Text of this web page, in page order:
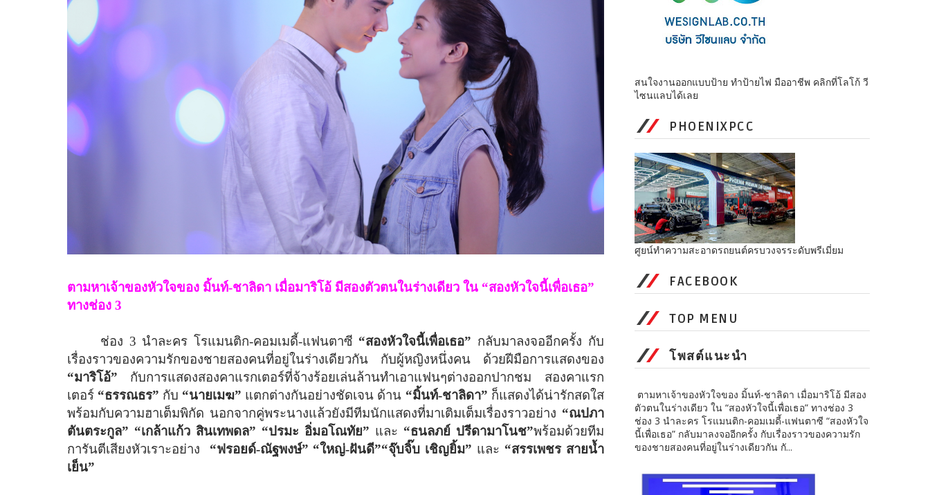
ตามหาเจ้าของหัวใจของ มิ้นท์-ชาลิดา เมื่อมาริโอ้ มีสองตัวตนในร่างเดียว ใน “สองหัวใจนี้เพื่อเธอ”
ทางช่อง 3
ช่อง 3 นำละคร โรแมนติก-คอมเมดี้-แฟนตาซี “สองหัวใจนี้เพื่อเธอ” กลับมาลงจออีกครั้ง กับ
เรื่องราวของความรักของชายสองคนที่อยู่ในร่างเดียวกัน กับผู้หญิงหนึ่งคน ด้วยฝีมือการแสดงของ
“มาริโอ้” กับการแสดงสองคาแรกเตอร์ที่จ้างร้อยเล่นล้านทำเอาแฟนๆต่างออกปากชม สองคาแรก
เตอร์ “ธรรณธร” กับ “นายเมฆ” แตกต่างกันอย่างชัดเจน ด้าน “มิ้นท์-ชาลิดา” ก็แสดงได้น่ารักสดใส
พร้อมกับความฮาเต็มพิกัด นอกจากคู่พระนางแล้วยังมีทีมนักแสดงที่มาเติมเต็มเรื่องราวอย่าง “ณปภา
ตันตระกูล” “เกล้าแก้ว สินเทพดล” “ปรมะ อิ่มอโณทัย” และ “ธนลภย์ ปรีดามาโนช”พร้อมด้วยทีม
การันตีเสียงหัวเราะอย่าง
“ฟรอยด์-ณัฐพงษ์” “ใหญ่-ฝันดี”“จุ๊บจิ๊บ เชิญยิ้ม” และ “สรรเพชร สายน้ำ
เย็น”
สนใจงานออกแบบป้าย ทำป้ายไฟ มืออาชีพ คลิกที่โลโก้ วี
ไซนแลบได้เลย
PHOENIXPCC
ศูยน์ทำความสะอาดรถยนต์ครบวงจรระดับพรีเมี่ยม
FACEBOOK
TOP MENU
โพสต์แนะนำ
ตามหาเจ้าของหัวใจของ มิ้นท์-ชาลิดา เมื่อมาริโอ้ มีสอง
ตัวตนในร่างเดียว ใน “สองหัวใจนี้เพื่อเธอ” ทางช่อง 3
ช่อง 3 นำละคร โรแมนติก-คอมเมดี้-แฟนตาซี “สองหัวใจ
นี้เพื่อเธอ” กลับมาลงจออีกครั้ง กับเรื่องราวของความรัก
ของชายสองคนที่อยู่ในร่างเดียวกัน กั...